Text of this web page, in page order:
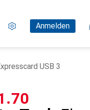
Einstellungen
KundenkontoAnmelden
Vergleichslisten
Merklisten
Warenkorb
USB 3